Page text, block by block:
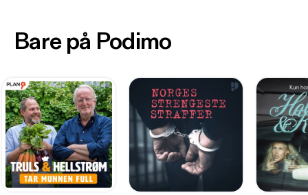
Bare på Podimo